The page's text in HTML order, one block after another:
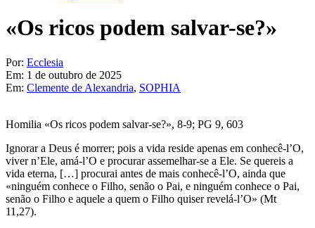
«Os ricos podem salvar-se?»
Por: Ecclesia
Em: 1 de outubro de 2025
Em: Clemente de Alexandria, SOPHIA
Homilia «Os ricos podem salvar-se?», 8-9; PG 9, 603
Ignorar a Deus é morrer; pois a vida reside apenas em conhecê-l’O,
viver n’Ele, amá-l’O e procurar assemelhar-se a Ele. Se quereis a
vida eterna, […] procurai antes de mais conhecê-l’O, ainda que
«ninguém conhece o Filho, senão o Pai, e ninguém conhece o Pai,
senão o Filho e aquele a quem o Filho quiser revelá-l’O» (Mt
11,27).